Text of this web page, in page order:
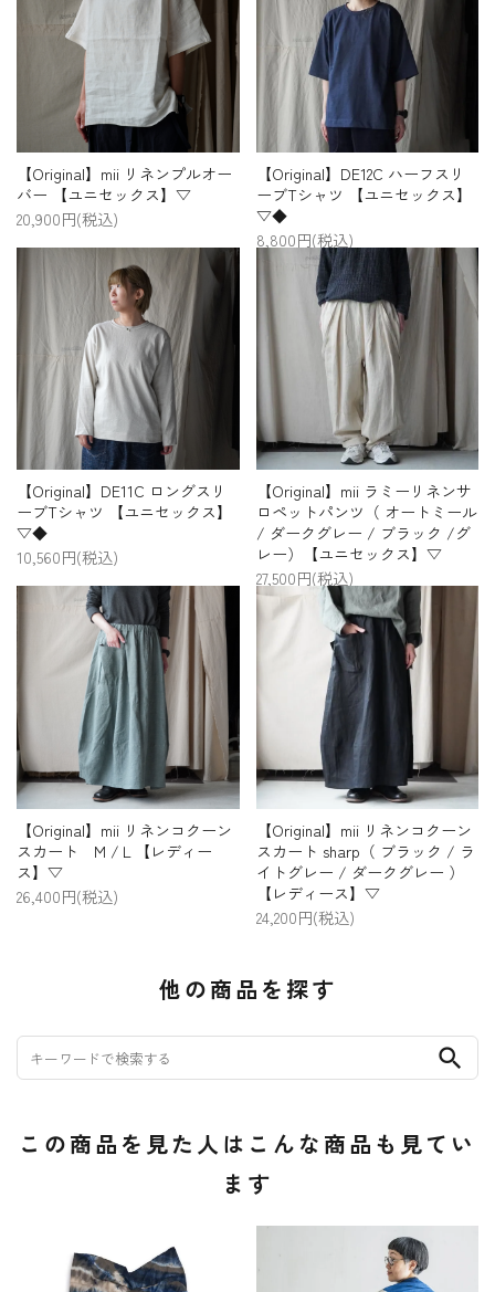
【Original】mii リネンプルオー
バー 【ユニセックス】▽
20,900円(税込)
【Original】DE12C ハーフスリ
ーブTシャツ 【ユニセックス】
▽◆
8,800円(税込)
【Original】DE11C ロングスリ
ーブTシャツ 【ユニセックス】
▽◆
10,560円(税込)
【Original】mii ラミーリネンサ
ロペットパンツ（ オートミール
/ ダークグレー / ブラック /グ
レー）【ユニセックス】▽
27,500円(税込)
【Original】mii リネンコクーン
スカート M /Ｌ【レディー
ス】▽
26,400円(税込)
【Original】mii リネンコクーン
スカート sharp（ ブラック / ラ
イトグレー / ダークグレー ）
【レディース】▽
24,200円(税込)
他の商品を探す
search
この商品を見た人はこんな商品も見てい
ます